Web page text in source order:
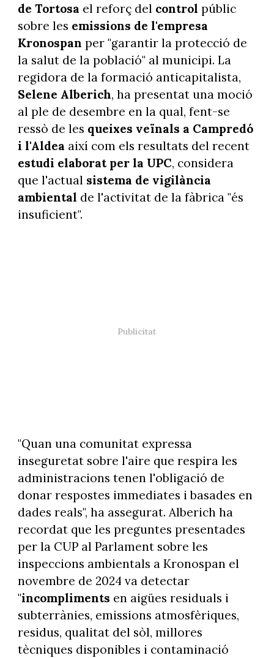
de Tortosa el reforç del control públic
sobre les emissions de l'empresa
Kronospan per "garantir la protecció de
la salut de la població" al municipi. La
regidora de la formació anticapitalista,
Selene Alberich, ha presentat una moció
al ple de desembre en la qual, fent-se
ressò de les queixes veïnals a Campredó
i l'Aldea així com els resultats del recent
estudi elaborat per la UPC, considera
que l'actual sistema de vigilància
ambiental de l'activitat de la fàbrica "és
insuficient".
"Quan una comunitat expressa
inseguretat sobre l'aire que respira les
administracions tenen l'obligació de
donar respostes immediates i basades en
dades reals", ha assegurat. Alberich ha
recordat que les preguntes presentades
per la CUP al Parlament sobre les
inspeccions ambientals a Kronospan el
novembre de 2024 va detectar
"incompliments en aigües residuals i
subterrànies, emissions atmosfèriques,
residus, qualitat del sòl, millores
tècniques disponibles i contaminació